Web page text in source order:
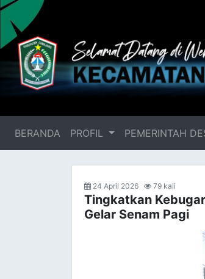
BERANDA (current)
PROFIL PEMERINTAH
24 April 2026 79 kali
Tingkatkan
Gelar Senam Pagi